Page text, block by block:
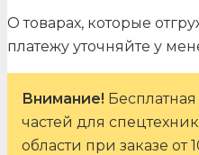
О товарах, которые
платежу уточняйте у
Внимание!
частей для
области при заказе от